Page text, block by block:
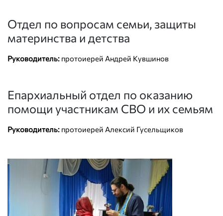
Отдел по вопросам семьи, защиты
материнства и детства
Руководитель: протоиерей Андрей Кувшинов
Епархиальный отдел по оказанию
помощи участникам СВО и их семьям
Руководитель: протоиерей Алексий Гусельщиков